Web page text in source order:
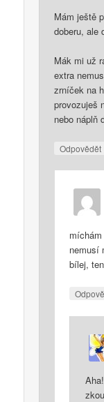
Mám ještě
doberu, ale
Mák mi už
extra
zrníček na
provozuješ
nebo náplň
Odpovědět
nemusí
bílej,